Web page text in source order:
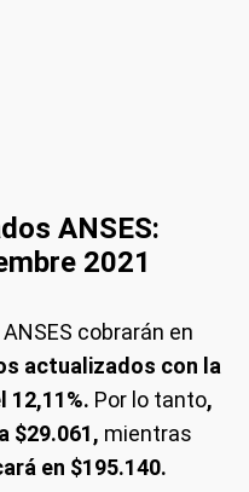
ANSES:
2021
cobrarán en
actualizados con la
12,11%. Por lo tanto,
$29.061, mientras
en $195.140.